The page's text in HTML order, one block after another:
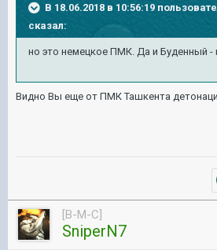
В 18.06.2018 в 10:56:19
сказал:
но это немецкое ПМК. Да и Буденный -
Видно Вы еще от ПМК Ташкента
[B-M-C]
SniperN7